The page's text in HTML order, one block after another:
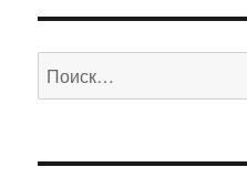
Искать: